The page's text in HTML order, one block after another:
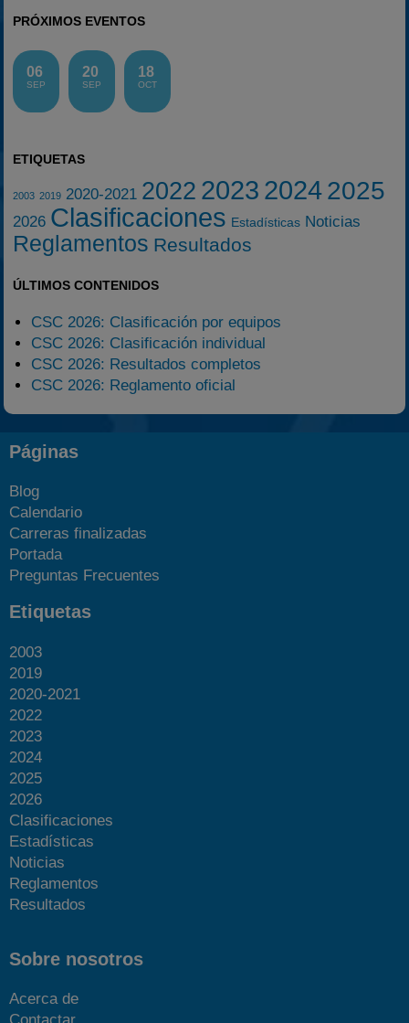
PRÓXIMOS EVENTOS
06
SEP
20
SEP
18
OCT
ETIQUETAS
2003 2019 2020-2021 2022 2023 20242025
2026 Clasificaciones Estadísticas Noticias
Reglamentos Resultados
ÚLTIMOS CONTENIDOS
CSC 2026: Clasificación por equipos
CSC 2026: Clasificación individual
CSC 2026: Resultados completos
CSC 2026: Reglamento oficial
Páginas
Blog
Calendario
Carreras finalizadas
Portada
Preguntas Frecuentes
Etiquetas
2003
2019
2020-2021
2022
2023
2024
2025
2026
Clasificaciones
Estadísticas
Noticias
Reglamentos
Resultados
Sobre nosotros
Acerca de